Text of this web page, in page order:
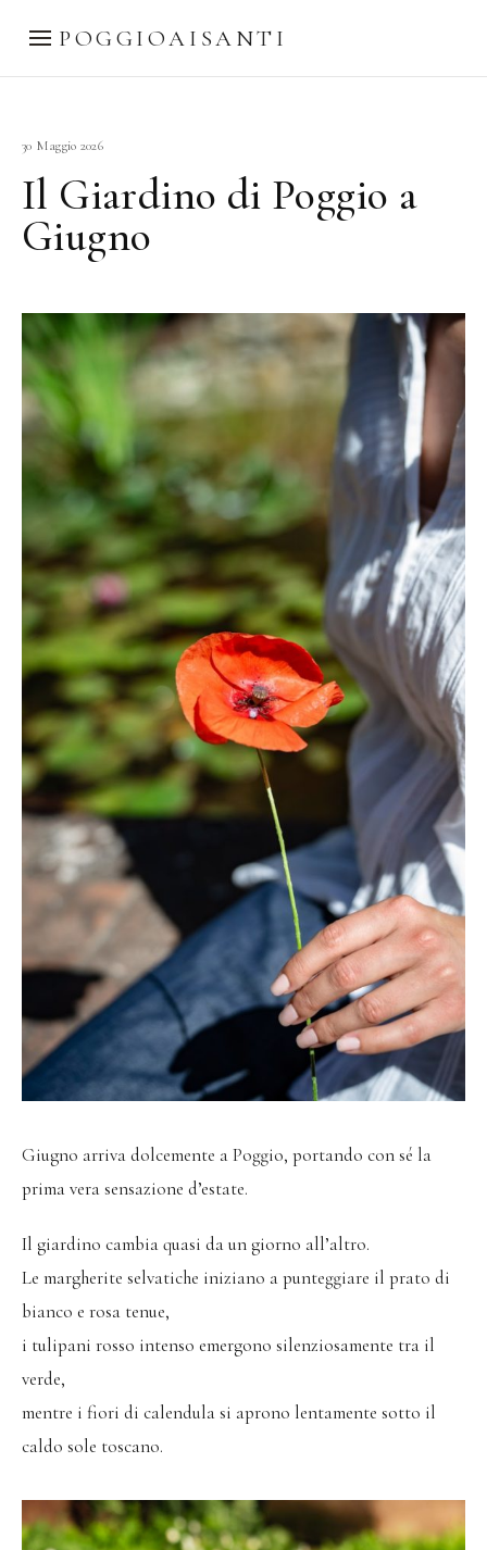
POGGIOAISANTI
30 Maggio 2026
Il Giardino di Poggio a
Giugno
Giugno arriva dolcemente a Poggio, portando con sé la
prima vera sensazione d’estate.
Il giardino cambia quasi da un giorno all’altro.
Le margherite selvatiche iniziano a punteggiare il prato di
bianco e rosa tenue,
i tulipani rosso intenso emergono silenziosamente tra il
verde,
mentre i fiori di calendula si aprono lentamente sotto il
caldo sole toscano.